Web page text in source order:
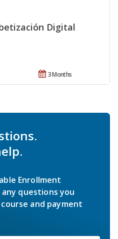
Digital
3 Months
Enrollment
questions you
and payment